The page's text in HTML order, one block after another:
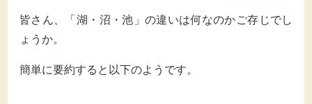
皆さん、「湖・沼・池」の違いは何なのかご存じでし
ょうか。
簡単に要約すると以下のようです。